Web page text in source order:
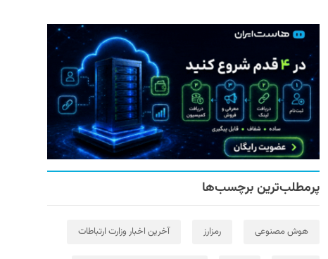
پرمطلب‌ترین برچسب‌ها
هوش مصنوعی رمزارز آخرین اخبار وزارت ارتباطات